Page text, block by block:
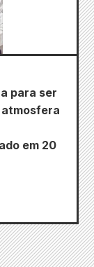
para ser
atmosfera
em 20